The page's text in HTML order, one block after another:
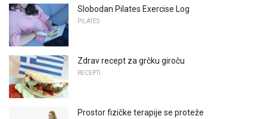
Slobodan Pilates Exercise Log
PILATES
Zdrav recept za grčku giroču
RECEPTI
Prostor fizičke terapije se proteže